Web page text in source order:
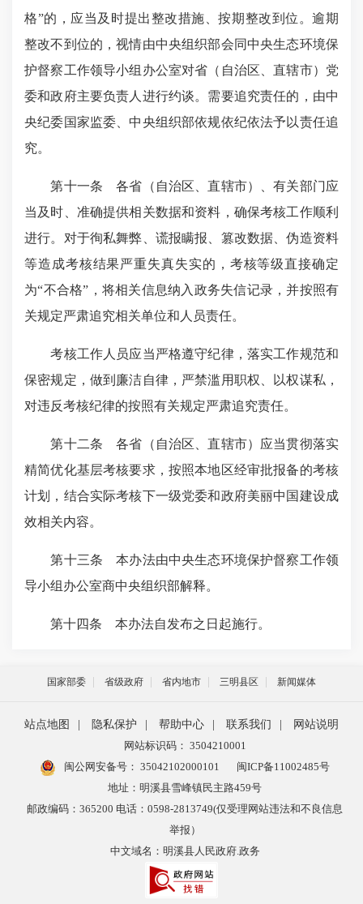
格”的，应当及时提出整改措施、按期整改到位。逾期
整改不到位的，视情由中央组织部会同中央生态环境保
护督察工作领导小组办公室对省（自治区、直辖市）党
委和政府主要负责人进行约谈。需要追究责任的，由中
央纪委国家监委、中央组织部依规依纪依法予以责任追
究。
第十一条 各省（自治区、直辖市）、有关部门应
当及时、准确提供相关数据和资料，确保考核工作顺利
进行。对于徇私舞弊、谎报瞒报、篡改数据、伪造资料
等造成考核结果严重失真失实的，考核等级直接确定
为“不合格”，将相关信息纳入政务失信记录，并按照有
关规定严肃追究相关单位和人员责任。
考核工作人员应当严格遵守纪律，落实工作规范和
保密规定，做到廉洁自律，严禁滥用职权、以权谋私，
对违反考核纪律的按照有关规定严肃追究责任。
第十二条 各省（自治区、直辖市）应当贯彻落实
精简优化基层考核要求，按照本地区经审批报备的考核
计划，结合实际考核下一级党委和政府美丽中国建设成
效相关内容。
第十三条 本办法由中央生态环境保护督察工作领
导小组办公室商中央组织部解释。
第十四条 本办法自发布之日起施行。
国家部委 省级政府 省内地市 三明县区 新闻媒体
站点地图 隐私保护 帮助中心 联系我们
网站说明
网站标识码： 3504210001
闽公网安备号： 35042102000101
闽ICP备11002485号
地址：明溪县雪峰镇民主路459号
邮政编码：365200 电话：0598-2813749(仅受理网站违法和不良信息
举报）
中文域名：明溪县人民政府.政务